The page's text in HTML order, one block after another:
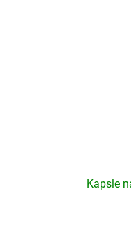
Kapsle